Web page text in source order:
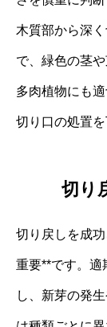
木質部から深
で、緑色の茎
多肉植物にも
切り口の処置
切り
切り戻しを成
重要**です。適
し、新芽の発